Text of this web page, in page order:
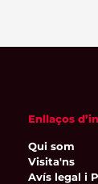
Enllaços
Qui som
Visita'ns
Avís legal i